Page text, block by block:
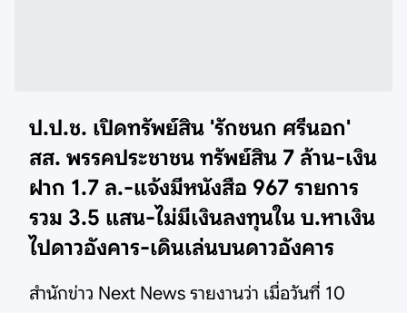
ป.ป.ช. เปิดทรัพย์สิน 'รักชนก ศรีนอก'
สส. พรรคประชาชน ทรัพย์สิน 7 ล้าน-เงิน
ฝาก 1.7 ล.-แจ้งมีหนังสือ 967 รายการ
รวม 3.5 แสน-ไม่มีเงินลงทุนใน บ.หาเงิน
ไปดาวอังคาร-เดินเล่นบนดาวอังคาร
สำนักข่าว Next News รายงานว่า เมื่อวันที่ 10